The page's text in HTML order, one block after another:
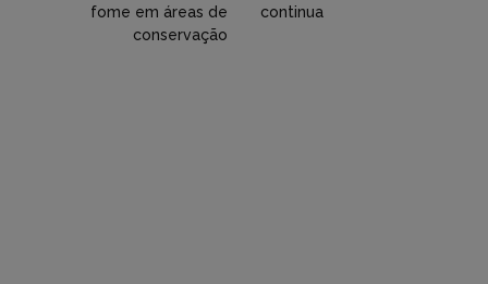
etc)
fome em áreas de
conservação
continua